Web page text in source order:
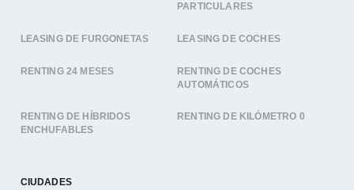
PARTICULARES
LEASING DE FURGONETAS LEASING DE COCHES
RENTING 24 MESES
RENTING DE COCHES
AUTOMÁTICOS
RENTING DE HÍBRIDOS
ENCHUFABLES
RENTING DE KILÓMETRO 0
CIUDADES